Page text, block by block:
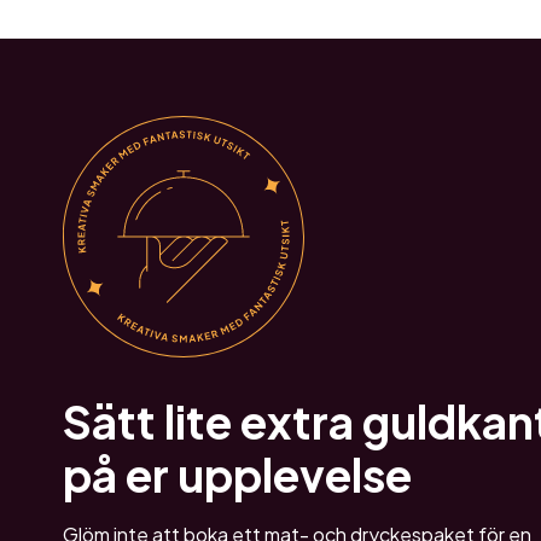
Sätt lite extra
på er upplevelse
Glöm inte att boka ett mat- och dryckespaket för en